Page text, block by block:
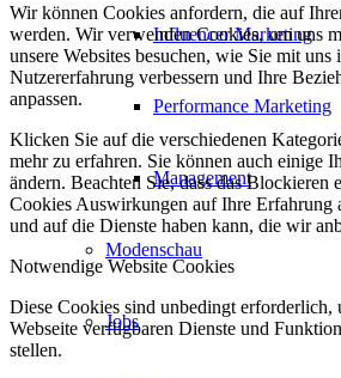
Influencer Marketing
Performance Marketing
Management
Modenschau
Jobs
Wir können Cookies anfordern, die auf
werden. Wir verwenden Cookies, um uns
unsere Websites besuchen, wie Sie mit uns
Nutzererfahrung verbessern und Ihre
anpassen.
Klicken Sie auf die verschiedenen
mehr zu erfahren. Sie können auch einige
ändern. Beachten Sie, dass das Blockieren
Cookies Auswirkungen auf Ihre Erfahrung
und auf die Dienste haben kann, die wir
Notwendige Website Cookies
Diese Cookies sind unbedingt erforderlich,
Webseite verfügbaren Dienste und
stellen.